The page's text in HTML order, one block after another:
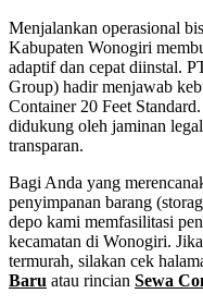
Menjalankan operasional
Kabupaten Wonogiri
adaptif dan cepat diinstal.
Group) hadir menjawab
Container 20 Feet
didukung oleh jaminan
transparan.
Bagi Anda yang
penyimpanan barang
depo kami memfasilitasi
kecamatan di Wonogiri.
termurah, silakan cek
Baru atau rincian Sewa